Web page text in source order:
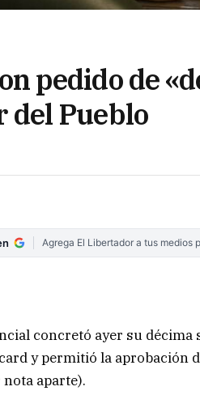
pedido de
del Pueblo
Agrega El Libertador a tus medios
concretó ayer su
y permitió la aprobación
aparte).